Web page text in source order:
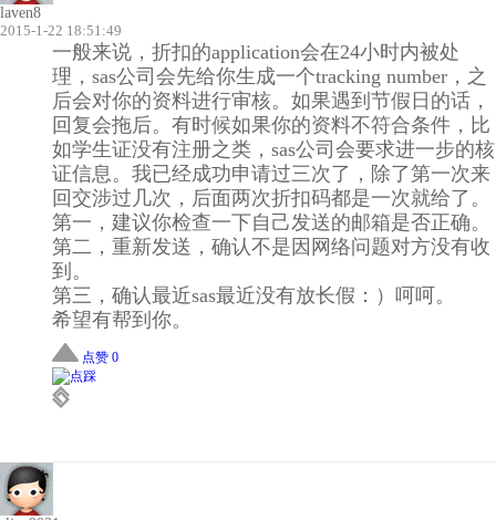
laven8
2015-1-22 18:51:49
一般来说，折扣的application会在24小时内被处
理，sas公司会先给你生成一个tracking number，之
后会对你的资料进行审核。如果遇到节假日的话，
回复会拖后。有时候如果你的资料不符合条件，比
如学生证没有注册之类，sas公司会要求进一步的核
证信息。我已经成功申请过三次了，除了第一次来
回交涉过几次，后面两次折扣码都是一次就给了。
第一，建议你检查一下自己发送的邮箱是否正确。
第二，重新发送，确认不是因网络问题对方没有收
到。
第三，确认最近sas最近没有放长假：）呵呵。
希望有帮到你。
点赞 0